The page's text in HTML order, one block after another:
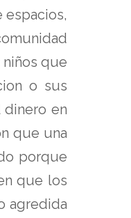
espacios,
que
o sus
en
que una
porque
que los
agredida